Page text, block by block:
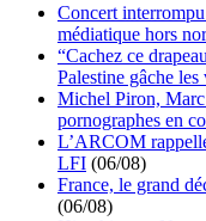
Concert
médiatique hors
“Cachez ce
Palestine gâche les
Michel Piron,
pornographes en
L’ARCOM
LFI (06/08)
France, le grand
(06/08)